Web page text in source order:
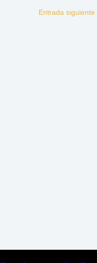
Entrada siguiente